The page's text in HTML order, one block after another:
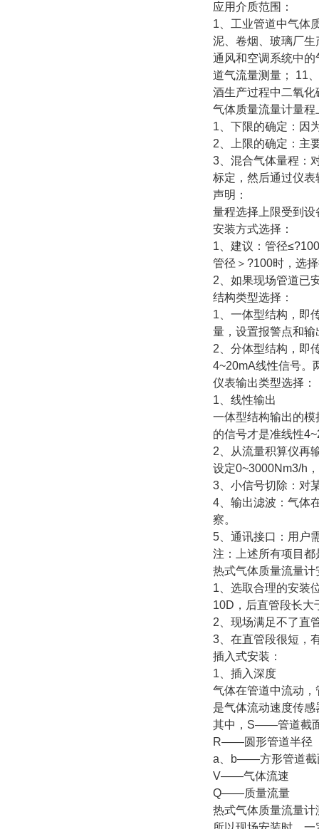
应用介质范围：
1、工业管道中气体
泥、卷烟、玻璃厂
通风和空调系统中
道气流量测量； 11
酒生产过程中二氧
气体质量流量计量
1、下限的确定：因
2、上限的确定：主
3、混合气体量程：
标定，然后通过仪
声明：
量程选择上限受到
安装方式选择：
1、建议：管径
管径＞?100时，选
2、如果现场管道已
结构类型选择：
1、一体型结构，即
量，设置报警点和
2、分体型结构，即
4~20mA线性信号。
仪表输出类型选择：
1、线性输出
一体型结构输出的
的信号才是准线性
2、从流量积算仪再
设定0~3000Nm3/h
3、小信号切除：对
4、输出滤波：气体
察。
5、通讯接口：用户
注：上述所有项目
热式气体质量流量
1、选取合理的安装
10D，后直管段长大
2、现场满足不了直
3、在直管段很短，
插入式安装：
1、插入深度
气体在管道中流动
是气体流动速度传
其中，S——管道截
R——圆形管道半径
a、b——方形管道截
V——气体流速
Q——质量流量
热式气体质量流量